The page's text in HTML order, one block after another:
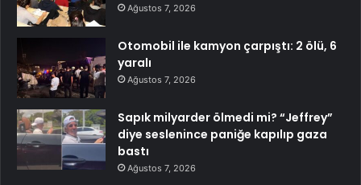
Ağustos 7, 2026
Otomobil ile kamyon çarpıştı: 2 ölü, 6
yaralı
Ağustos 7, 2026
Sapık milyarder ölmedi mi? “Jeffrey”
diye seslenince paniğe kapılıp gaza
bastı
Ağustos 7, 2026